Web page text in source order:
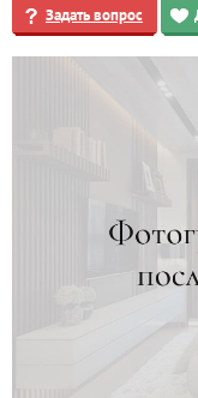
Задать вопрос